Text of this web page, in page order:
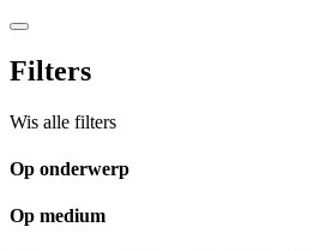
Filters
Wis alle filters
Op onderwerp
Op medium